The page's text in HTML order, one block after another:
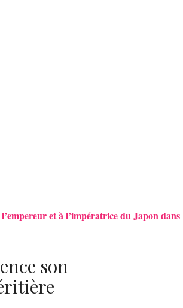
et à l’impératrice du Japon dans
son